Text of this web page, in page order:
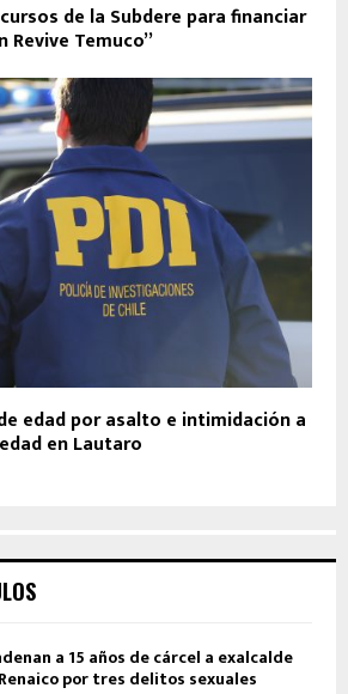
de la Subdere para financiar
Revive Temuco”
edad por asalto e intimidación a
en Lautaro
a 15 años de cárcel a exalcalde
por tres delitos sexuales